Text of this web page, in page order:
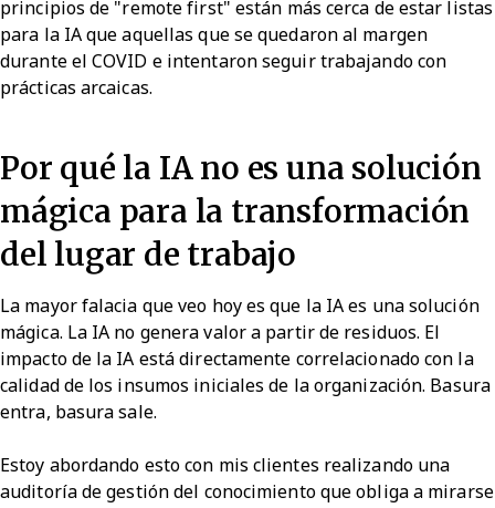
principios de "remote first" están más cerca de estar listas
para la IA que aquellas que se quedaron al margen
durante el COVID e intentaron seguir trabajando con
prácticas arcaicas.
Por qué la IA no es una solución
mágica para la transformación
del lugar de trabajo
La mayor falacia que veo hoy es que la IA es una solución
mágica. La IA no genera valor a partir de residuos. El
impacto de la IA está directamente correlacionado con la
calidad de los insumos iniciales de la organización. Basura
entra, basura sale.
Estoy abordando esto con mis clientes realizando una
auditoría de gestión del conocimiento que obliga a mirarse